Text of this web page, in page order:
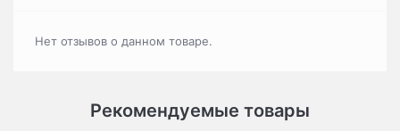
Нет отзывов о данном товаре.
Рекомендуемые товары